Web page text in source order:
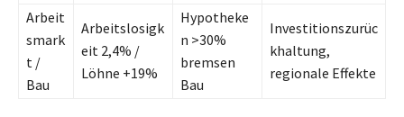
Arbeit
smark
t /
Bau
Arbeitslosigk
eit 2,4% /
Löhne +19%
Hypotheke
n >30%
bremsen
Bau
Investitionszurüc
khaltung,
regionale Effekte